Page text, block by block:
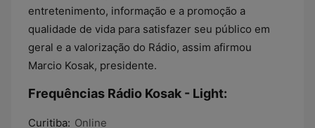
entretenimento, informação e a promoção a
qualidade de vida para satisfazer seu público em
geral e a valorização do Rádio, assim afirmou
Marcio Kosak, presidente.
Frequências Rádio Kosak - Light:
Curitiba: Online